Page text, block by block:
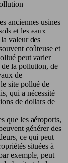
anciennes usines
et les eaux
valeur des
coûteuse et
peut varier
de la pollution, de
de
site pollué de
qui a nécessité
de dollars de
que les aéroports,
générer des
ce qui peut
situées à
exemple, peut